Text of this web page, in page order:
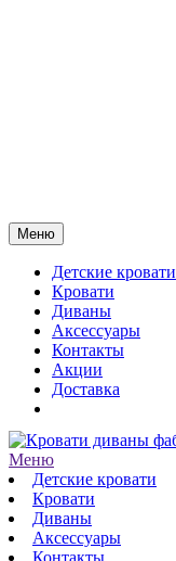
Меню
Детские кровати
Кровати
Диваны
Аксессуары
Контакты
Акции
Доставка
Меню
Детские кровати
Кровати
Диваны
Аксессуары
Контакты